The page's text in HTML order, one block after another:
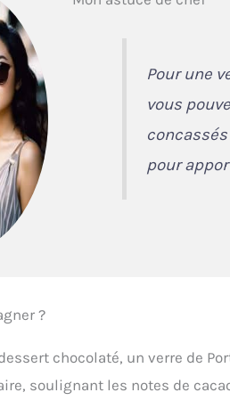
Pour une
vous
pour
?
chocolaté, un verre de
soulignant les notes de